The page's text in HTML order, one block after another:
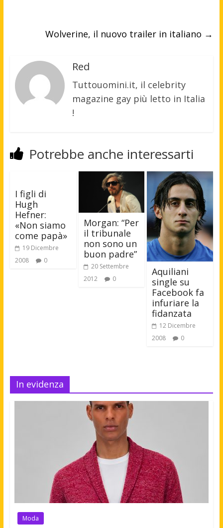
Wolverine, il nuovo trailer in italiano →
Red
Tuttouomini.it, il celebrity
magazine gay più letto in Italia
!
Potrebbe anche interessarti
I figli di
Hugh
Hefner:
«Non siamo
come papà»
19 Dicembre
2008
0
Morgan: “Per
il tribunale
non sono un
buon padre”
20 Settembre
2012
0
Aquiliani
single su
Facebook fa
infuriare la
fidanzata
12 Dicembre
2008
0
In evidenza
Moda